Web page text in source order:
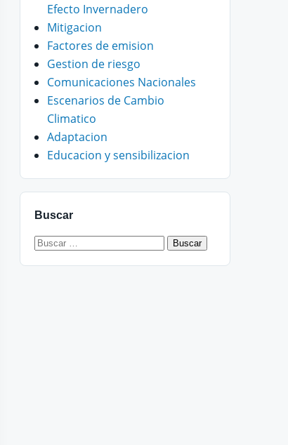
Efecto Invernadero
Mitigacion
Factores de emision
Gestion de riesgo
Comunicaciones Nacionales
Escenarios de Cambio
Climatico
Adaptacion
Educacion y sensibilizacion
Buscar
Buscar: